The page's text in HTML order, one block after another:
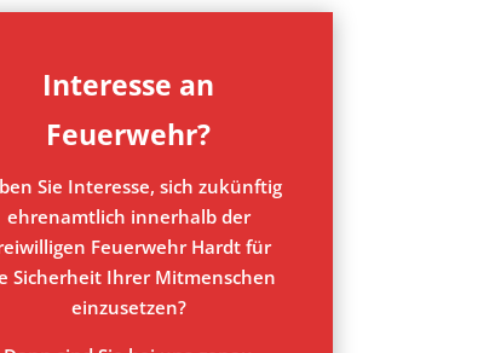
Interesse an
Feuerwehr?
Sie Interesse, sich zukünftig
ehrenamtlich innerhalb der
Feuerwehr Hardt für
Sicherheit Ihrer Mitmenschen
einzusetzen?